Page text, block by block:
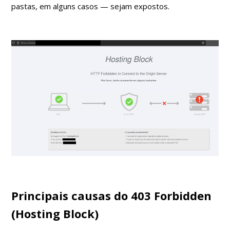
pastas, em alguns casos — sejam expostos.
Principais causas do 403 Forbidden
(Hosting Block)